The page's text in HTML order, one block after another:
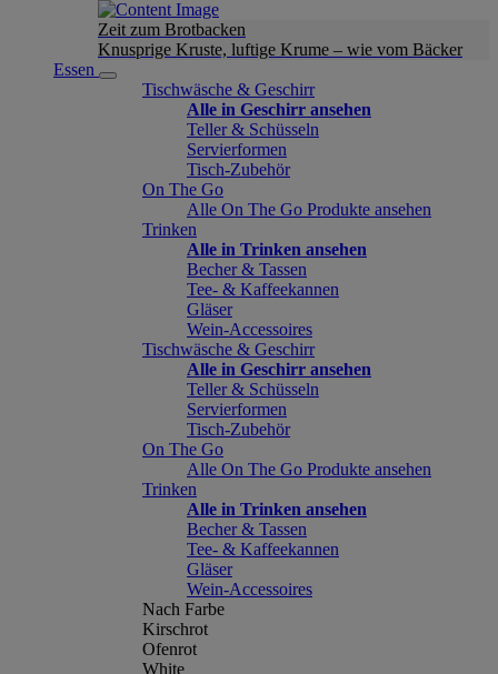
Zeit zum Brotbacken
Knusprige Kruste, luftige Krume – wie vom Bäcker
Essen
Tischwäsche & Geschirr
Alle in Geschirr ansehen
Teller & Schüsseln
Servierformen
Tisch-Zubehör
On The Go
Alle On The Go Produkte ansehen
Trinken
Alle in Trinken ansehen
Becher & Tassen
Tee- & Kaffeekannen
Gläser
Wein-Accessoires
Tischwäsche & Geschirr
Alle in Geschirr ansehen
Teller & Schüsseln
Servierformen
Tisch-Zubehör
On The Go
Alle On The Go Produkte ansehen
Trinken
Alle in Trinken ansehen
Becher & Tassen
Tee- & Kaffeekannen
Gläser
Wein-Accessoires
Nach Farbe
Kirschrot
Ofenrot
White